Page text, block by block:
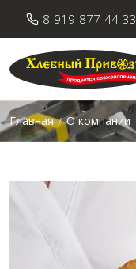
8-919-877-44-33
Главная О компании